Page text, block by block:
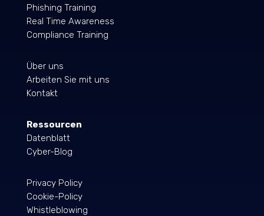
Phishing Training
Real Time Awareness
Compliance Training
Über uns
Arbeiten Sie mit uns
Kontakt
Ressourcen
Datenblatt
Cyber-Blog
Privacy Policy
Cookie-Policy
Whistleblowing